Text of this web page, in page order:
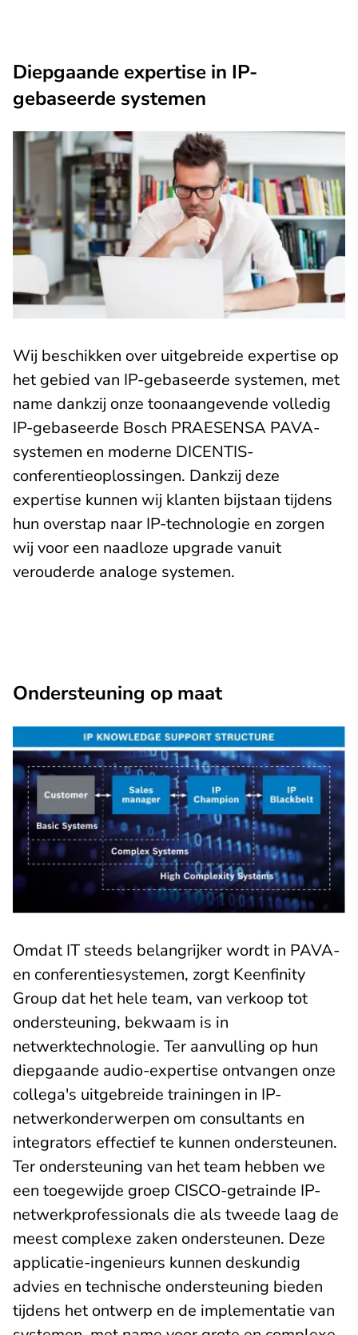
Diepgaande expertise in IP-
gebaseerde systemen
Wij beschikken over uitgebreide expertise op
het gebied van IP-gebaseerde systemen, met
name dankzij onze toonaangevende volledig
IP-gebaseerde Bosch PRAESENSA PAVA-
systemen en moderne DICENTIS-
conferentieoplossingen. Dankzij deze
expertise kunnen wij klanten bijstaan tijdens
hun overstap naar IP-technologie en zorgen
wij voor een naadloze upgrade vanuit
verouderde analoge systemen.
Ondersteuning op maat
Omdat IT steeds belangrijker wordt in PAVA-
en conferentiesystemen, zorgt Keenfinity
Group dat het hele team, van verkoop tot
ondersteuning, bekwaam is in
netwerktechnologie. Ter aanvulling op hun
diepgaande audio-expertise ontvangen onze
collega's uitgebreide trainingen in IP-
netwerkonderwerpen om consultants en
integrators effectief te kunnen ondersteunen.
Ter ondersteuning van het team hebben we
een toegewijde groep CISCO-getrainde IP-
netwerkprofessionals die als tweede laag de
meest complexe zaken ondersteunen. Deze
applicatie-ingenieurs kunnen deskundig
advies en technische ondersteuning bieden
tijdens het ontwerp en de implementatie van